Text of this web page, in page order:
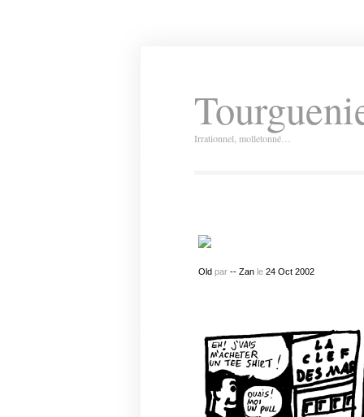
Irrationnel, molletonné…
Oldpar -- Zanle 24 Oct 2002